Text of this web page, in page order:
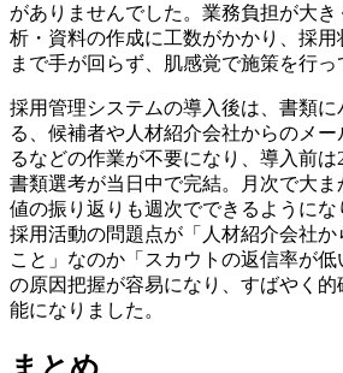
がありませんでした。業務負担が大
析・資料の作成に工数がかかり、採
まで手が回らず、肌感覚で施策を行っ
採用管理システムの導入後は、書類
る、候補者や人材紹介会社からのメ
るなどの作業が不要になり、導入前
書類選考が当日中で完結。月次で大
値の振り返りも週次でできるようにな
採用活動の問題点が「人材紹介会社
こと」なのか「スカウトの返信率が
の原因把握が容易になり、すばやく
能になりました。
まとめ